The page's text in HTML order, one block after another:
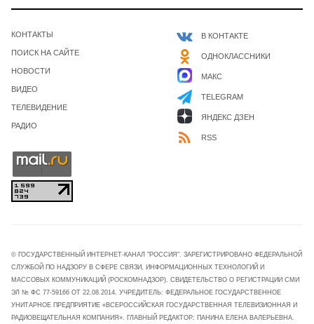
КОНТАКТЫ
ПОИСК НА САЙТЕ
НОВОСТИ
ВИДЕО
ТЕЛЕВИДЕНИЕ
РАДИО
В КОНТАКТЕ
ОДНОКЛАССНИКИ
МАКС
TELEGRAM
ЯНДЕКС ДЗЕН
RSS
© ГОСУДАРСТВЕННЫЙ ИНТЕРНЕТ-КАНАЛ "РОССИЯ". ЗАРЕГИСТРИРОВАНО ФЕДЕРАЛЬНОЙ
СЛУЖБОЙ ПО НАДЗОРУ В СФЕРЕ СВЯЗИ, ИНФОРМАЦИОННЫХ ТЕХНОЛОГИЙ И
МАССОВЫХ КОММУНИКАЦИЙ (РОСКОМНАДЗОР). СВИДЕТЕЛЬСТВО О РЕГИСТРАЦИИ СМИ
ЭЛ № ФС 77-59166 ОТ 22.08.2014. УЧРЕДИТЕЛЬ: ФЕДЕРАЛЬНОЕ ГОСУДАРСТВЕННОЕ
УНИТАРНОЕ ПРЕДПРИЯТИЕ «ВСЕРОССИЙСКАЯ ГОСУДАРСТВЕННАЯ ТЕЛЕВИЗИОННАЯ И
РАДИОВЕЩАТЕЛЬНАЯ КОМПАНИЯ». ГЛАВНЫЙ РЕДАКТОР: ПАНИНА ЕЛЕНА ВАЛЕРЬЕВНА.